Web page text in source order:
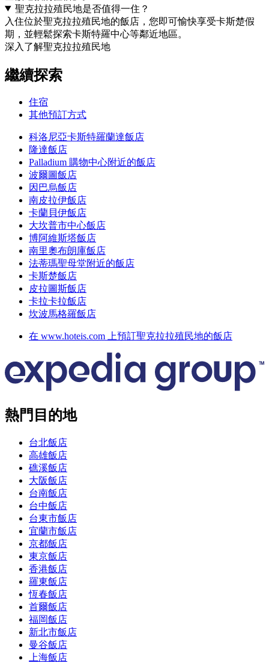
聖克拉拉殖民地是否值得一住？
入住位於聖克拉拉殖民地的飯店，您即可愉快享受卡斯楚假
期，並輕鬆探索卡斯特羅中心等鄰近地區。
深入了解聖克拉拉殖民地
繼續探索
住宿
其他預訂方式
科洛尼亞卡斯特羅蘭達飯店
隆達飯店
Palladium 購物中心附近的飯店
波爾圖飯店
因巴烏飯店
南皮拉伊飯店
卡蘭貝伊飯店
大坎普市中心飯店
博阿維斯塔飯店
南里奧布朗庫飯店
法蒂瑪聖母堂附近的飯店
卡斯楚飯店
皮拉圖斯飯店
卡拉卡拉飯店
坎波馬格羅飯店
在 www.hoteis.com 上預訂聖克拉拉殖民地的飯店
熱門目的地
台北飯店
高雄飯店
礁溪飯店
大阪飯店
台南飯店
台中飯店
台東市飯店
宜蘭市飯店
京都飯店
東京飯店
香港飯店
羅東飯店
恆春飯店
首爾飯店
福岡飯店
新北市飯店
曼谷飯店
上海飯店